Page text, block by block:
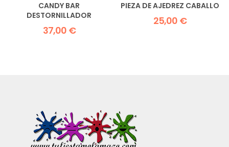
CANDY BAR
DESTORNILLADOR
37,00 €
PIEZA DE AJEDREZ CABALLO
25,00 €